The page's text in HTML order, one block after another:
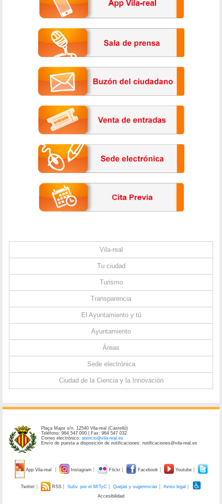
Vila-real
Tu ciudad
Turismo
Transparencia
El Ayuntamiento y tú
Ayuntamiento
Áreas
Sede electrónica
Ciudad de la Ciencia y la Innovación
Plaça Major s/n. 12540 Vila-real (Castelló)
Teléfono: 964 547 000 | Fax: 964 547 032
Correo electrónico:atencio@vila-real.es
Envío de puesta a disposición de notificaciones: notificaciones@vila-real.es
App Vila-real Instagram Flickr Facebook Youtube
Twitter RSS Subv. por el MITyC Quejas y sugerencias
Aviso legal
Accesibilidad